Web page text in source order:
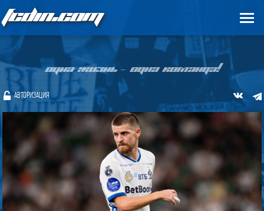
FCDIN.COM
ОДНА ЖИЗНЬ – ОДНА КОМАНДА!
АВТОРИЗАЦИЯ